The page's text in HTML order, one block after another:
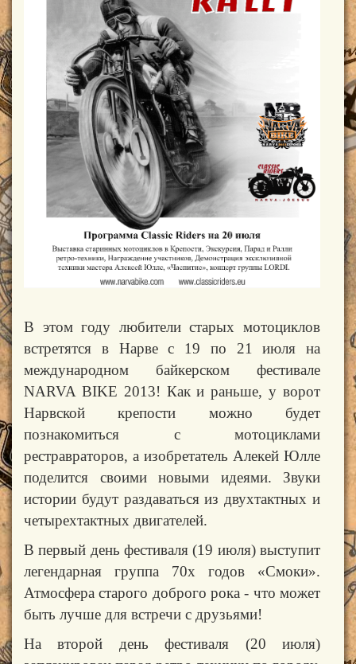
В этом году любители старых мотоциклов
встретятся в Нарве с 19 по 21 июля на
международном байкерском фестивале
NARVA BIKE 2013! Как и раньше, у ворот
Нарвской крепости можно будет
познакомиться с мотоциклами
рестравраторов, а изобретатель Алекей Юлле
поделится своими новыми идеями. Звуки
истории будут раздаваться из двухтактных и
четырехтактных двигателей.
В первый день фестиваля (19 июля) выступит
легендарная группа 70х годов «Смоки».
Атмосфера старого доброго рока - что может
быть лучше для встречи с друзьями!
На второй день фестиваля (20 июля)